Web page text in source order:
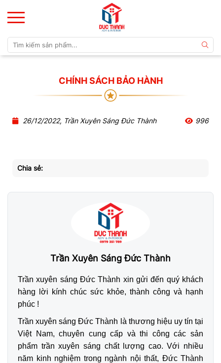
CHÍNH SÁCH BẢO HÀNH
26/12/2022, Trần Xuyên Sáng Đức Thành 996
Chia sẻ:
Trần Xuyên Sáng Đức Thành
Trần xuyên sáng Đức Thành xin gửi đến quý khách
hàng lời kính chúc sức khỏe, thành công và hạnh
phúc !
Trần xuyên sáng Đức Thành là thương hiệu uy tín tại
Việt Nam, chuyên cung cấp và thi công các sản
phẩm trần xuyên sáng chất lượng cao. Với nhiều
năm kinh nghiệm trong ngành nội thất, Đức Thành